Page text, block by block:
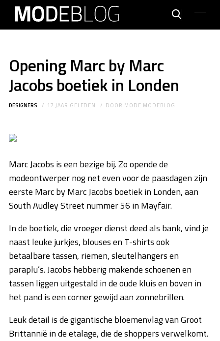
Opening Marc by Marc
Jacobs boetiek in Londen
DESIGNERS 17 JAAR GELEDEN DOOR MODE MODEBLOG
Marc Jacobs is een bezige bij. Zo opende de
modeontwerper nog net even voor de paasdagen zijn
eerste Marc by Marc Jacobs boetiek in Londen, aan
South Audley Street nummer 56 in Mayfair.
In de boetiek, die vroeger dienst deed als bank, vind je
naast leuke jurkjes, blouses en T-shirts ook
betaalbare tassen, riemen, sleutelhangers en
paraplu’s. Jacobs hebberig makende schoenen en
tassen liggen uitgestald in de oude kluis en boven in
het pand is een corner gewijd aan zonnebrillen.
Leuk detail is de gigantische bloemenvlag van Groot
Brittannië in de etalage, die de shoppers verwelkomt.